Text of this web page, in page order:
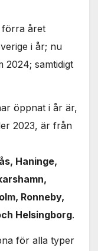
förra året
i år; nu
2024; samtidigt
öppnat i år är,
2023, är från
Haninge,
Ronneby,
Helsingborg.
för alla typer